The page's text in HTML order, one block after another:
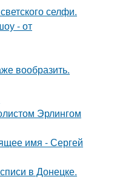
селфи.
- от
вообразить.
Эрлингом
имя - Сергей
в Донецке.